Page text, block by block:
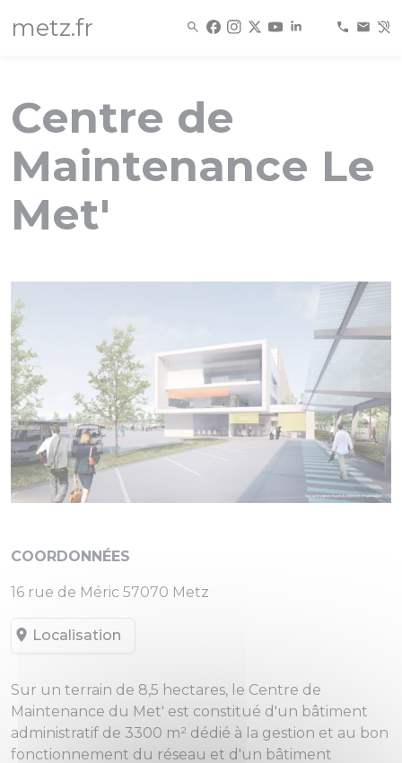
metz.fr
Centre de
Maintenance Le
Met'
COORDONNÉES
16 rue de Méric 57070 Metz
Localisation
Sur un terrain de 8,5 hectares, le Centre de
Maintenance du Met' est constitué d'un bâtiment
administratif de 3300 m² dédié à la gestion et au bon
fonctionnement du réseau et d'un bâtiment